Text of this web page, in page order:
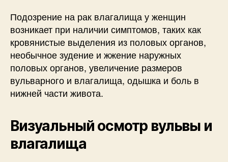
Подозрение на рак влагалища у женщин
возникает при наличии симптомов, таких как
кровянистые выделения из половых органов,
необычное зудение и жжение наружных
половых органов, увеличение размеров
вульварного и влагалища, одышка и боль в
нижней части живота.
Визуальный осмотр вульвы и
влагалища